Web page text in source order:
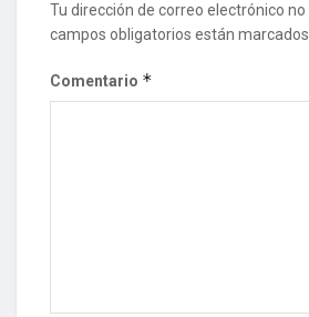
Tu dirección de correo electrónico no
campos obligatorios están
Comentario *